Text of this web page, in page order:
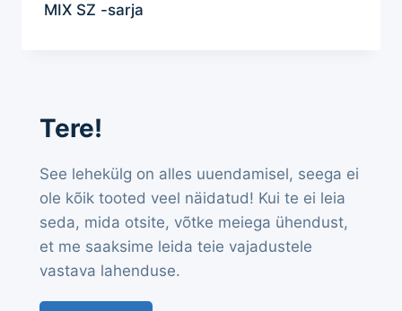
MIX SZ -sarja
Tere!
See lehekülg on alles uuendamisel, seega ei
ole kõik tooted veel näidatud! Kui te ei leia
seda, mida otsite, võtke meiega ühendust,
et me saaksime leida teie vajadustele
vastava lahenduse.